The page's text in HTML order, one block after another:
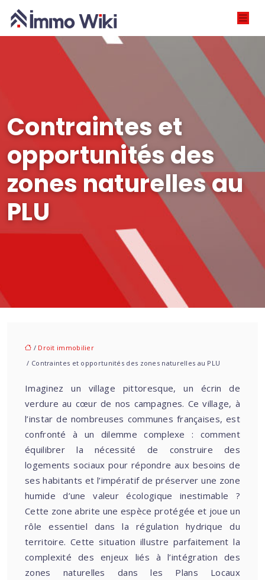
Contraintes et
opportunités des
zones naturelles au
PLU
/ Droit immobilier
/ Contraintes et opportunités des zones naturelles au PLU
Imaginez un village pittoresque, un écrin de
verdure au cœur de nos campagnes. Ce village, à
l’instar de nombreuses communes françaises, est
confronté à un dilemme complexe : comment
équilibrer la nécessité de construire des
logements sociaux pour répondre aux besoins de
ses habitants et l’impératif de préserver une zone
humide d’une valeur écologique inestimable ?
Cette zone abrite une espèce protégée et joue un
rôle essentiel dans la régulation hydrique du
territoire. Cette situation illustre parfaitement la
complexité des enjeux liés à l’intégration des
zones naturelles dans les Plans Locaux